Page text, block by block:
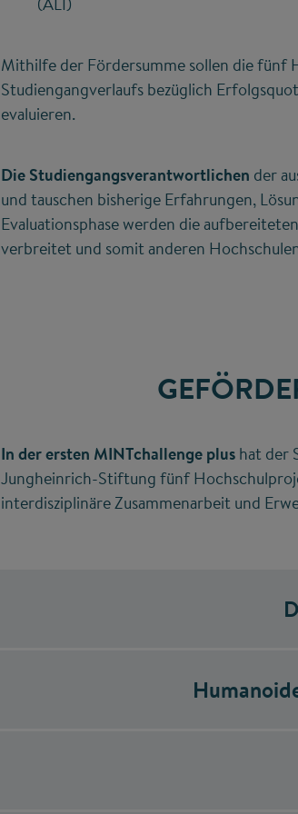
Mithilfe der Fördersumme sollen die fünf
Studiengangverlaufs bezüglich
evaluieren.
Die Studiengangsverantwortlichen der
und tauschen bisherige Erfahrungen,
Evaluationsphase werden die
verbreitet und somit anderen
In der ersten MINTchallenge plus hat der
Jungheinrich-Stiftung fünf
interdisziplinäre Zusammenarbeit und